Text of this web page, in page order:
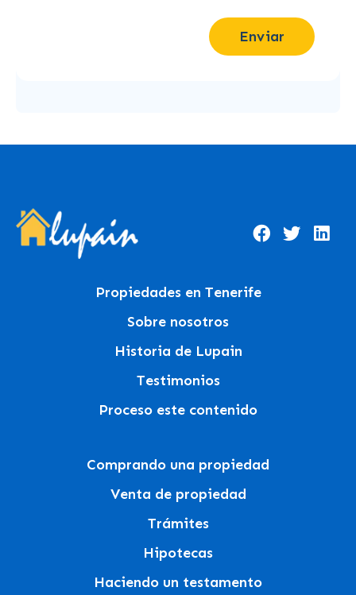
Enviar
Propiedades en Tenerife
Sobre nosotros
Historia de Lupain
Testimonios
Proceso este contenido
Comprando una propiedad
Venta de propiedad
Trámites
Hipotecas
Haciendo un testamento